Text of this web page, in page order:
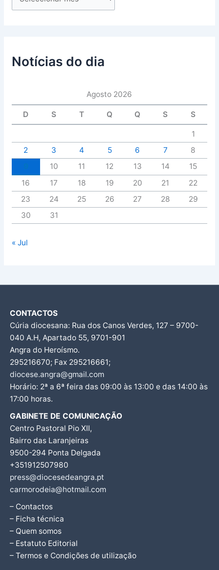
Notícias do dia
Agosto 2026
D S T Q Q S S
1
2
3 4 5 6 7
8
10 11 12 13 14
15
16
17 18 19 20 21
22
23
24 25 26 27 28
29
30
31
« Jul
CONTACTOS
Cúria diocesana: Rua dos Canos Verdes, 127 – 9700-
040 A.H, Apartado 55, 9701-901
Angra do Heroísmo.
295216670; Fax 295216661;
diocese.angra@gmail.com
Horário: 2ª a 6ª feira das 09:00 às 13:00 e das 14:00 às
17:00 horas.
GABINETE DE COMUNICAÇÃO
Centro Pastoral Pio XII,
Bairro das Laranjeiras
9500-294 Ponta Delgada
+351912507980
press@diocesedeangra.pt
carmorodeia@hotmail.com
– Contactos
– Ficha técnica
– Quem somos
– Estatuto Editorial
– Termos e Condições de utilização